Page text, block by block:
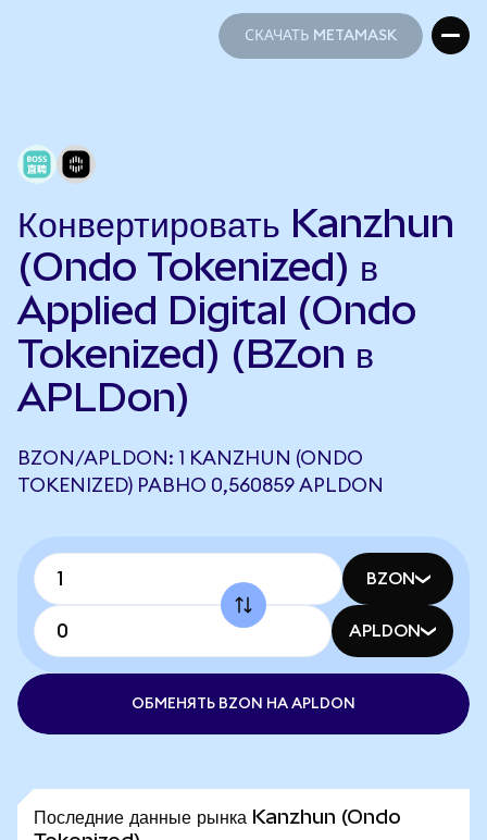
СКАЧАТЬ METAMASK
Конвертировать Kanzhun
(Ondo Tokenized) в
Applied Digital (Ondo
Tokenized) (BZon в
APLDon)
BZON/APLDON: 1 KANZHUN (ONDO
TOKENIZED) РАВНО 0,560859 APLDON
BZON
APLDON
ОБМЕНЯТЬ BZON НА APLDON
Последние данные рынка Kanzhun (Ondo